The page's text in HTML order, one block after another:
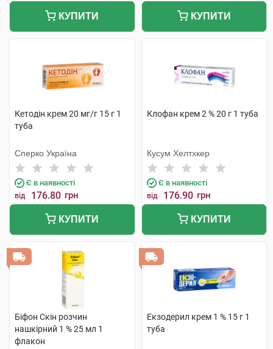
КУПИТИ КУПИТИ
Кетодін крем 20 мг/г 15 г 1
туба
Сперко Україна
Є в наявності
від 176.80 грн
КУПИТИ
Клофан крем 2 % 20 г 1 туба
Кусум Хелтхкер
Є в наявності
від 176.90 грн
КУПИТИ
Біфон Скін розчин
нашкірний 1 % 25 мл 1
флакон
Екзодерил крем 1 % 15 г 1
туба